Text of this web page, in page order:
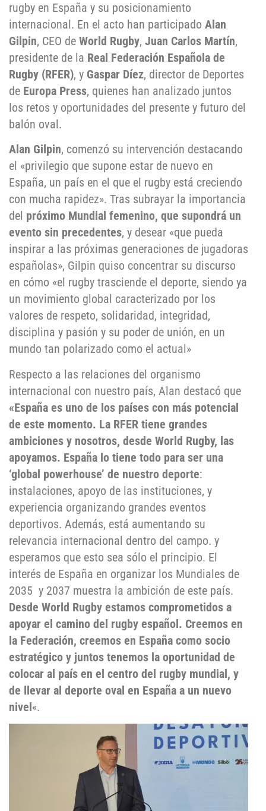
rugby en España y su posicionamiento
internacional. En el acto han participado Alan
Gilpin, CEO de World Rugby, Juan Carlos Martín,
presidente de la Real Federación Española de
Rugby (RFER), y Gaspar Díez, director de Deportes
de Europa Press, quienes han analizado juntos
los retos y oportunidades del presente y futuro del
balón oval.
Alan Gilpin, comenzó su intervención destacando
el «privilegio que supone estar de nuevo en
España, un país en el que el rugby está creciendo
con mucha rapidez». Tras subrayar la importancia
del próximo Mundial femenino, que supondrá un
evento sin precedentes, y desear «que pueda
inspirar a las próximas generaciones de jugadoras
españolas», Gilpin quiso concentrar su discurso
en cómo «el rugby trasciende el deporte, siendo ya
un movimiento global caracterizado por los
valores de respeto, solidaridad, integridad,
disciplina y pasión y su poder de unión, en un
mundo tan polarizado como el actual»
Respecto a las relaciones del organismo
internacional con nuestro país, Alan destacó que
«España es uno de los países con más potencial
de este momento. La RFER tiene grandes
ambiciones y nosotros, desde World Rugby, las
apoyamos. España lo tiene todo para ser una
‘global powerhouse’ de nuestro deporte:
instalaciones, apoyo de las instituciones, y
experiencia organizando grandes eventos
deportivos. Además, está aumentando su
relevancia internacional dentro del campo. y
esperamos que esto sea sólo el principio. El
interés de España en organizar los Mundiales de
2035 y 2037 muestra la ambición de este país.
Desde World Rugby estamos comprometidos a
apoyar el camino del rugby español. Creemos en
la Federación, creemos en España como socio
estratégico y juntos tenemos la oportunidad de
colocar al país en el centro del rugby mundial, y
de llevar al deporte oval en España a un nuevo
nivel«.